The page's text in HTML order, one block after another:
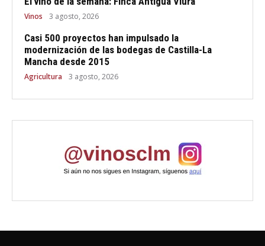
Vinos 3 agosto, 2026
Casi 500 proyectos han impulsado la
modernización de las bodegas de Castilla-La
Mancha desde 2015
Agricultura 3 agosto, 2026